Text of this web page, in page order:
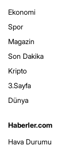
Ekonomi
Spor
Magazin
Son Dakika
Kripto
3.Sayfa
Dünya
Haberler.com
Hava Durumu